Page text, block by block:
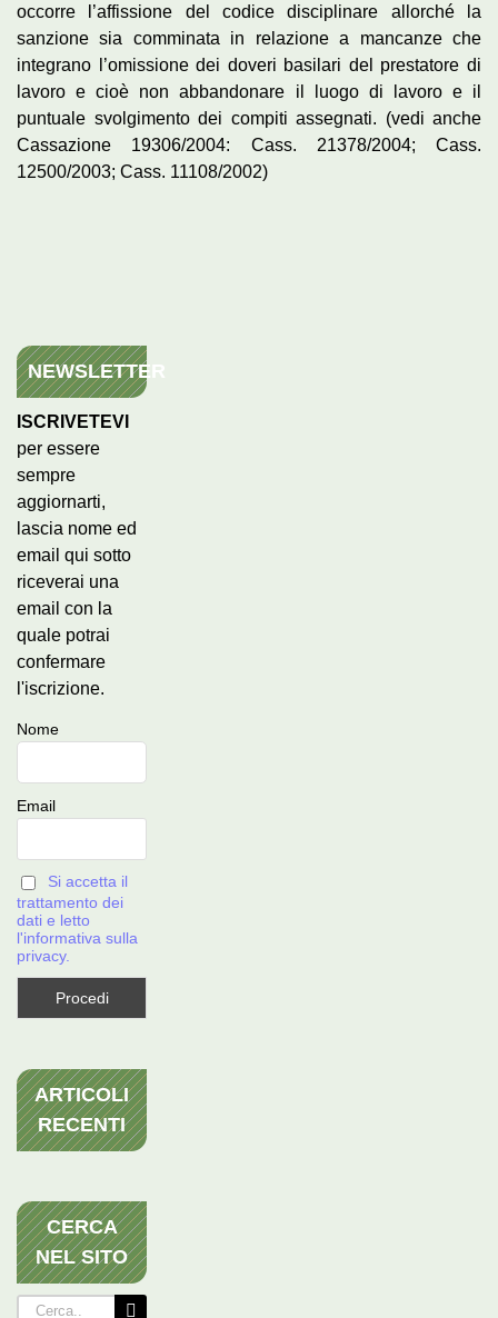
occorre l’affissione del codice disciplinare allorché la
sanzione sia comminata in relazione a mancanze che
integrano l’omissione dei doveri basilari del prestatore di
lavoro e cioè non abbandonare il luogo di lavoro e il
puntuale svolgimento dei compiti assegnati. (vedi anche
Cassazione 19306/2004: Cass. 21378/2004; Cass.
12500/2003; Cass. 11108/2002)
NEWSLETTER
ISCRIVETEVI
per essere
sempre
aggiornarti,
lascia nome ed
email qui sotto
riceverai una
email con la
quale potrai
confermare
l'iscrizione.
Nome
Email
Si accetta il
trattamento dei
dati e letto
l'informativa sulla
privacy.
ARTICOLI
RECENTI
CERCA
NEL SITO
Cerca